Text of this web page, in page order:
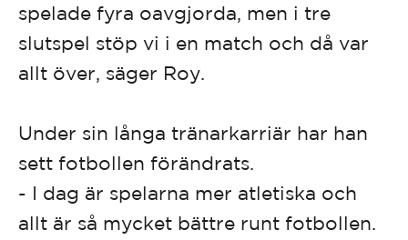
spelade fyra oavgjorda, men i tre
slutspel stöp vi i en match och då var
allt över, säger Roy.
Under sin långa tränarkarriär har han
sett fotbollen förändrats.
- I dag är spelarna mer atletiska och
allt är så mycket bättre runt fotbollen.